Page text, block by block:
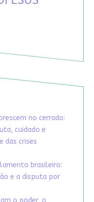
no cerrado:
cuidado e
das crises
brasileiro:
e a disputa por
o poder, o